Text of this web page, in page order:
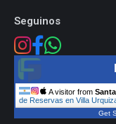
Seguinos
A visitor from
de Reservas en Villa
Get